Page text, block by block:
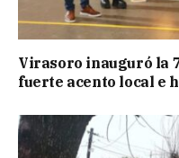
Virasoro inauguró la
fuerte acento local e